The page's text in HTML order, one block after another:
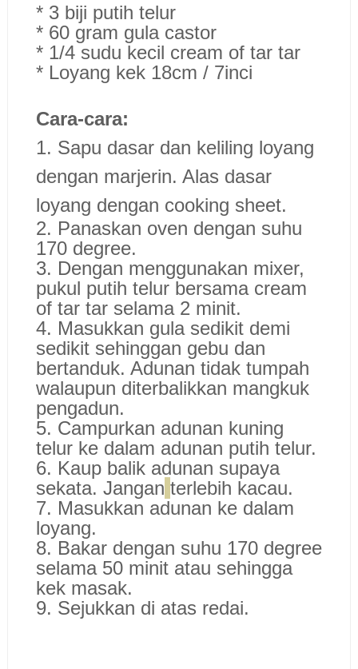
* 3 biji putih telur
* 60 gram gula castor
* 1/4 sudu kecil cream of tar tar
* Loyang kek 18cm / 7inci
Cara-cara:
1. Sapu dasar dan keliling loyang
dengan marjerin. Alas dasar
loyang dengan cooking sheet.
2. Panaskan oven dengan suhu
170 degree.
3. Dengan menggunakan mixer,
pukul putih telur bersama cream
of tar tar selama 2 minit.
4. Masukkan gula sedikit demi
sedikit sehinggan gebu dan
bertanduk. Adunan tidak tumpah
walaupun diterbalikkan mangkuk
pengadun.
5. Campurkan adunan kuning
telur ke dalam adunan putih telur.
6. Kaup balik adunan supaya
sekata. Jangan terlebih kacau.
7. Masukkan adunan ke dalam
loyang.
8. Bakar dengan suhu 170 degree
selama 50 minit atau sehingga
kek masak.
9. Sejukkan di atas redai.